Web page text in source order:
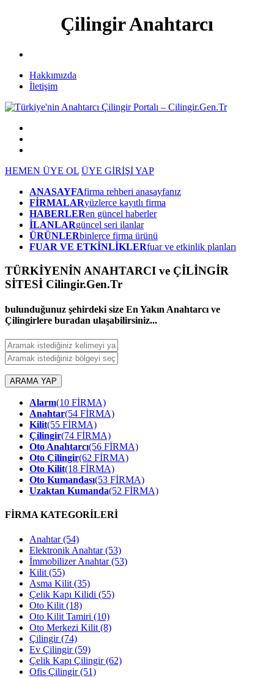
Çilingir Anahtarcı
Hakkımızda
İletişim
HEMEN ÜYE OL ÜYE GİRİŞİ YAP
ANASAYFAfirma rehberi anasayfanız
FİRMALARyüzlerce kayıtlı firma
HABERLERen güncel haberler
İLANLARgüncel seri ilanlar
ÜRÜNLERbinlerce firma ürünü
FUAR VE ETKİNLİKLERfuar ve etkinlik planları
TÜRKİYENİN ANAHTARCI ve ÇİLİNGİR
SİTESİ Cilingir.Gen.Tr
bulunduğunuz şehirdeki size En Yakın Anahtarcı ve
Çilingirlere buradan ulaşabilirsiniz...
ARAMA YAP
Alarm(10 FİRMA)
Anahtar(54 FİRMA)
Kilit(55 FİRMA)
Çilingir(74 FİRMA)
Oto Anahtarcı(56 FİRMA)
Oto Çilingir(62 FİRMA)
Oto Kilit(18 FİRMA)
Oto Kumandası(53 FİRMA)
Uzaktan Kumanda(52 FİRMA)
FİRMA KATEGORİLERİ
Anahtar(54)
Elektronik Anahtar(53)
İmmobilizer Anahtar(53)
Kilit (55)
Asma Kilit (35)
Çelik Kapı Kilidi (55)
Oto Kilit (18)
Oto Kilit Tamiri (10)
Oto Merkezi Kilit (8)
Çilingir(74)
Ev Çilingir(59)
Çelik Kapı Çilingir(62)
Ofis Çilingir(51)